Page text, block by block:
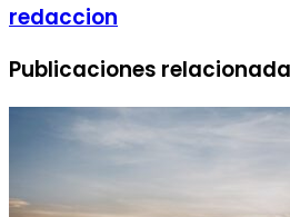
redaccion
Publicaciones